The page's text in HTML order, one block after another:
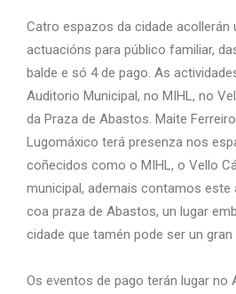
Catro espazos da cidade acollerán
actuacións para público familiar,
balde e só 4 de pago. As
Auditorio Municipal, no MIHL, no
da Praza de Abastos. Maite
Lugomáxico terá presenza nos
coñecidos como o MIHL, o Vello
municipal, ademais contamos este
coa praza de Abastos, un lugar
cidade que tamén pode ser un
Os eventos de pago terán lugar no